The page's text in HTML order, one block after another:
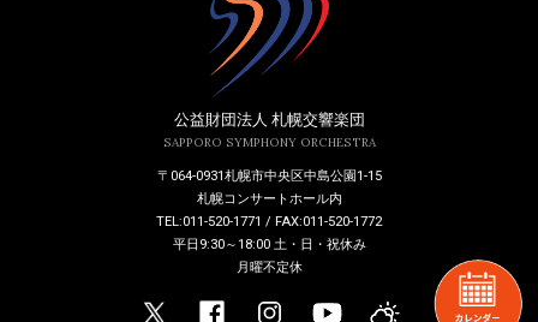
公益財団法人 札幌交響楽団
SAPPORO SYMPHONY ORCHESTRA
〒064-0931札幌市中央区中島公園1-15
札幌コンサートホール内
TEL:011-520-1771 / FAX:011-520-1772
平日9:30～18:00 土・日・祝休み
月曜不定休